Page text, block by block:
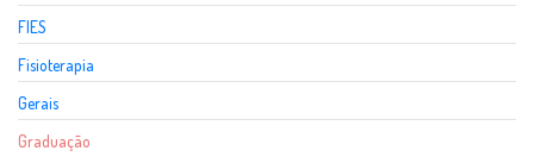
FIES
Fisioterapia
Gerais
Graduação